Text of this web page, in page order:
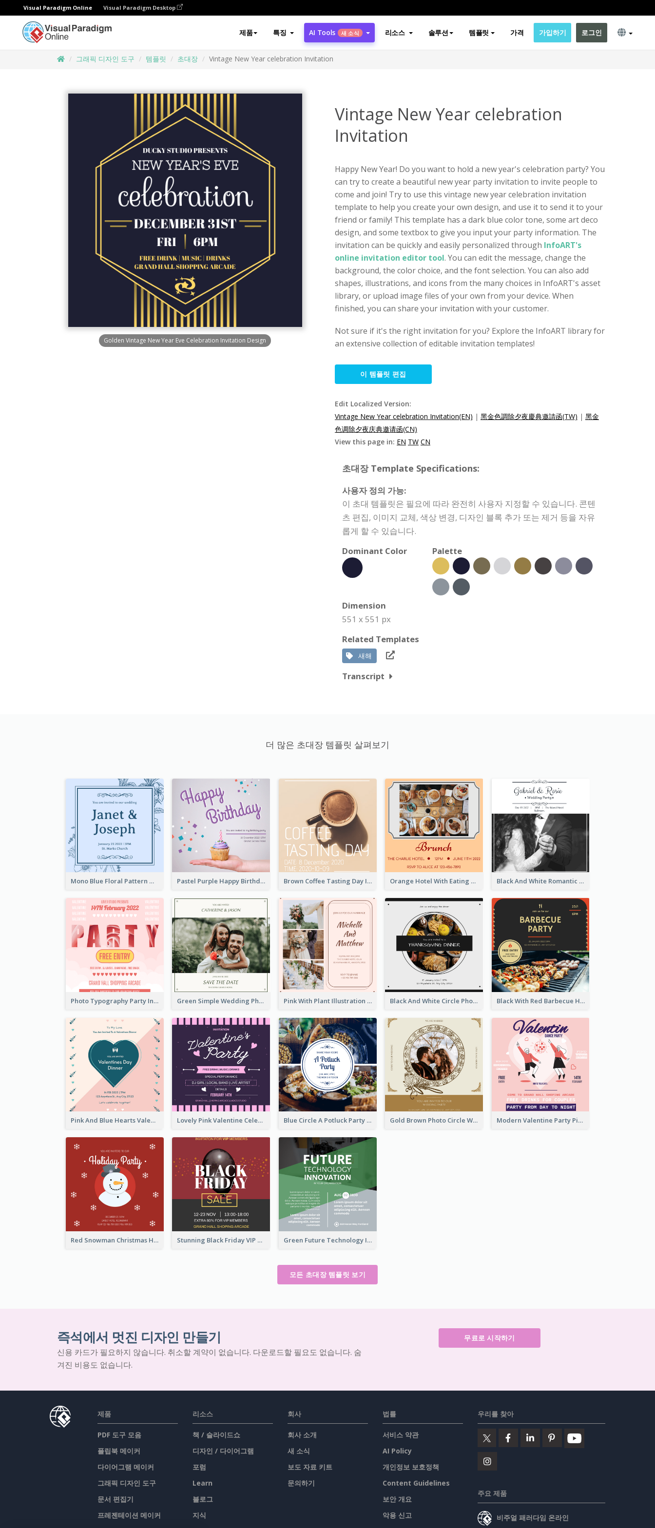
Visual Paradigm Online Visual Paradigm Desktop
제품 특징 AI Tools 새 소식 리소스 솔루션 템플릿 가격 가입하기 로그인
그래픽 디자인 도구 템플릿 초대장 Vintage New Year celebration Invitation
Golden Vintage New Year Eve Celebration Invitation Design
Vintage New Year celebration
Invitation
Happy New Year! Do you want to hold a new year's celebration party? You
can try to create a beautiful new year party invitation to invite people to
come and join! Try to use this vintage new year celebration invitation
template to help you create your own design, and use it to send it to your
friend or family! This template has a dark blue color tone, some art deco
design, and some textbox to give you input your party information. The
invitation can be quickly and easily personalized through InfoART's
online invitation editor tool. You can edit the message, change the
background, the color choice, and the font selection. You can also add
shapes, illustrations, and icons from the many choices in InfoART's asset
library, or upload image files of your own from your device. When
finished, you can share your invitation with your customer.
Not sure if it's the right invitation for you? Explore the InfoART library for
an extensive collection of editable invitation templates!
이 템플릿 편집
Edit Localized Version:
Vintage New Year celebration Invitation(EN) | 黑金色調除夕夜慶典邀請函(TW) | 黑金
色调除夕夜庆典邀请函(CN)
View this page in: EN TW CN
초대장 Template Specifications:
사용자 정의 가능:
이 초대 템플릿은 필요에 따라 완전히 사용자 지정할 수 있습니다. 콘텐
츠 편집, 이미지 교체, 색상 변경, 디자인 블록 추가 또는 제거 등을 자유
롭게 할 수 있습니다.
Dominant Color
Palette
Dimension
551 x 551 px
Related Templates
새해
Transcript
더 많은 초대장 템플릿 살펴보기
Mono Blue Floral Pattern Wedding Invitation Pastel Purple Happy Birthday Party Invitation Brown Coffee Tasting Day In December Invitation Orange Hotel With Eating Brunch Invitation Black And White Romantic Wedding Party
Photo Typography Party Invitation Design Templates Green Simple Wedding Photo Wedding Invitation Pink With Plant Illustration Wedding Party Invitation Black And White Circle Photo Thanksgiving Dinner Invitation Black With Red Barbecue Housewarming Invitation
Pink And Blue Hearts Valentines Day Dinner Invitation Lovely Pink Valentine Celebration Invitation Design Ideas Blue Circle A Potluck Party Invitation Gold Brown Photo Circle Wedding Invitation Modern Valentine Party Pink Invitation Design Templates
Red Snowman Christmas Holiday Party Invitation Stunning Black Friday VIP Pass Invitation Design Idea Green Future Technology Innovation Invitation
모든 초대장 템플릿 보기
즉석에서 멋진 디자인 만들기
신용 카드가 필요하지 않습니다. 취소할 계약이 없습니다. 다운로드할 필요도 없습니다. 숨
겨진 비용도 없습니다.
무료로 시작하기
제품
PDF 도구 모음
플립북 메이커
다이어그램 메이커
그래픽 디자인 도구
문서 편집기
프레젠테이션 메이커
리소스
책 / 슬라이드쇼
디자인 / 다이어그램
포럼
Learn
블로그
지식
회사
회사 소개
새 소식
보도 자료 키트
문의하기
법률
서비스 약관
AI Policy
개인정보 보호정책
Content Guidelines
보안 개요
악용 신고
우리를 찾아
주요 제품
비주얼 패러다임 온라인